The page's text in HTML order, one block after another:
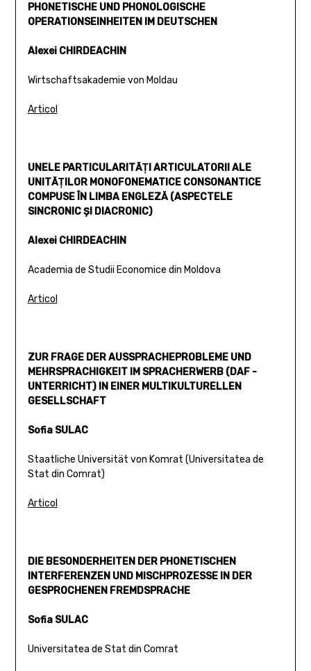
PHONETISCHE UND PHONOLOGISCHE
OPERATIONSEINHEITEN IM DEUTSCHEN
Alexei CHIRDEACHIN
Wirtschaftsakademie von Moldau
Articol
UNELE PARTICULARITĂŢI ARTICULATORII ALE
UNITĂŢILOR MONOFONEMATICE CONSONANTICE
COMPUSE ÎN LIMBA ENGLEZĂ (ASPECTELE
SINCRONIC ŞI DIACRONIC)
Alexei CHIRDEACHIN
Academia de Studii Economice din Moldova
Articol
ZUR FRAGE DER AUSSPRACHEPROBLEME UND
MEHRSPRACHIGKEIT IM SPRACHERWERB (DAF -
UNTERRICHT) IN EINER MULTIKULTURELLEN
GESELLSCHAFT
Sofia SULAC
Staatliche Universität von Komrat (Universitatea de
Stat din Comrat)
Articol
DIE BESONDERHEITEN DER PHONETISCHEN
INTERFERENZEN UND MISCHPROZESSE IN DER
GESPROCHENEN FREMDSPRACHE
Sofia SULAC
Universitatea de Stat din Comrat